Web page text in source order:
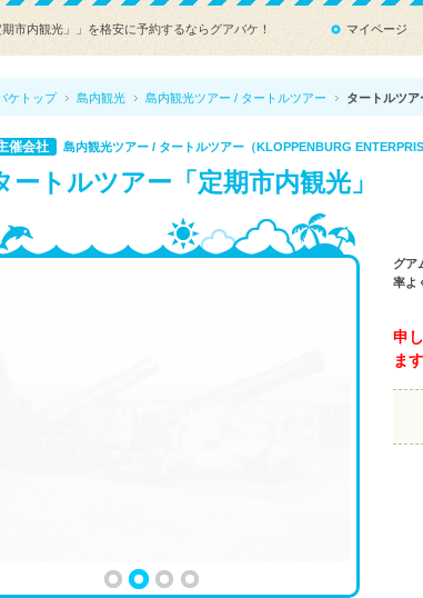
市内観光」」を格安に予約するならグアバケ！ マイページ
ケトップ 島内観光 島内観光ツアー / タートルツアー タートルツア
催会社 島内観光ツアー / タートルツアー（KLOPPENBURG
ートルツアー「定期市内観光」
グア
率よ
申
ます